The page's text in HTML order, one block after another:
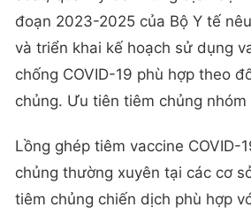
đoạn 2023-2025 của Bộ Y tế
và triển khai kế hoạch sử dụng
chống COVID-19 phù hợp theo
chủng. Ưu tiên tiêm chủng nhóm
Lồng ghép tiêm vaccine COVID-
chủng thường xuyên tại các cơ
tiêm chủng chiến dịch phù hợp